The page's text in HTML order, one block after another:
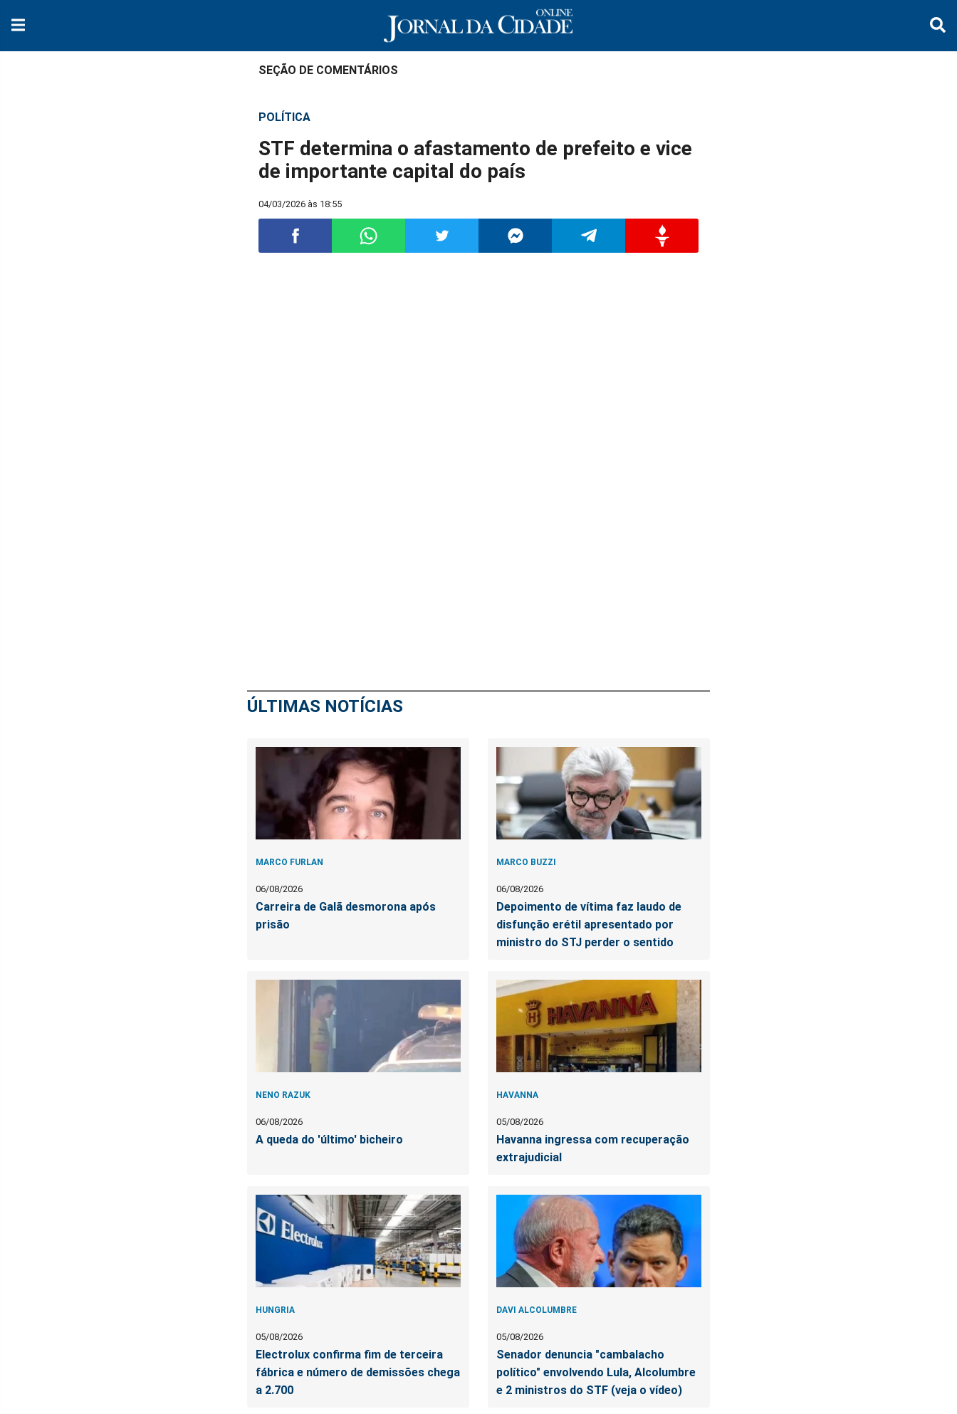
SEÇÃO DE COMENTÁRIOS
POLÍTICA
STF determina o afastamento de prefeito e vice
de importante capital do país
04/03/2026 às 18:55
ÚLTIMAS NOTÍCIAS
MARCO FURLAN
06/08/2026
Carreira de Galã desmorona após
prisão
MARCO BUZZI
06/08/2026
Depoimento de vítima faz laudo de
disfunção erétil apresentado por
ministro do STJ perder o sentido
NENO RAZUK
06/08/2026
A queda do 'último' bicheiro
HAVANNA
05/08/2026
Havanna ingressa com recuperação
extrajudicial
HUNGRIA
05/08/2026
Electrolux confirma fim de terceira
fábrica e número de demissões chega
a 2.700
DAVI ALCOLUMBRE
05/08/2026
Senador denuncia "cambalacho
político" envolvendo Lula, Alcolumbre
e 2 ministros do STF (veja o vídeo)